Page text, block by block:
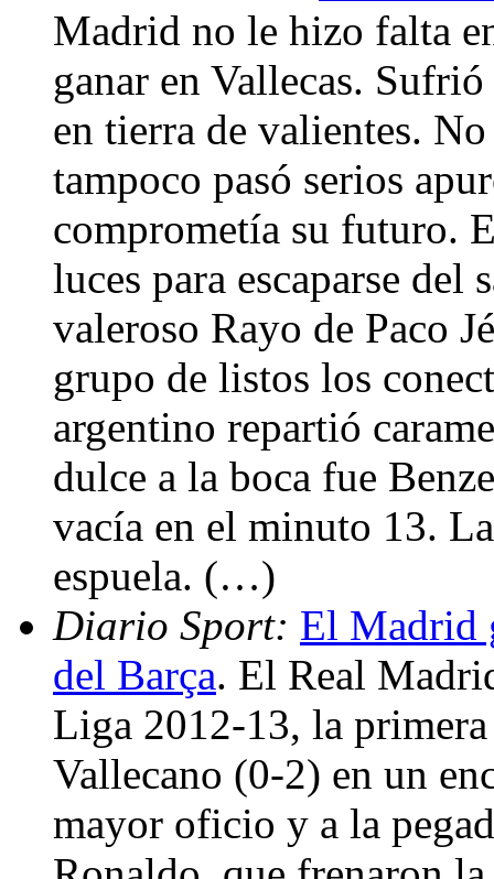
Madrid no le hizo falta
ganar en Vallecas.
en tierra de valientes.
tampoco pasó serios
comprometía su futuro.
luces para escaparse del
valeroso Rayo de Paco
grupo de listos los
argentino repartió
dulce a la boca fue
vacía en el minuto 13.
espuela. (…)
Diario Sport: El Madrid
del Barça. El Real
Liga 2012-13, la
Vallecano (0-2) en un
mayor oficio y a la